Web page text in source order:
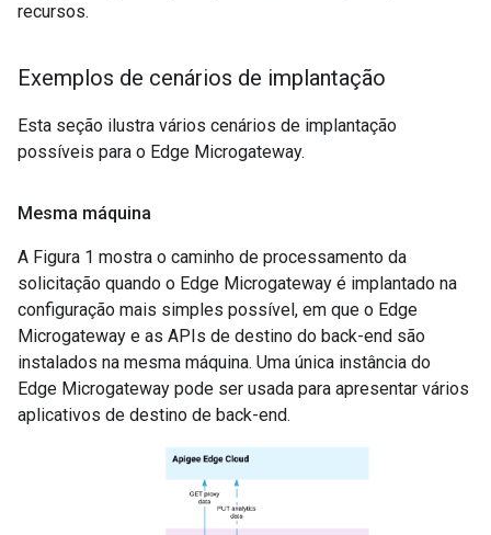
recursos.
Exemplos de cenários de implantação
Esta seção ilustra vários cenários de implantação
possíveis para o Edge Microgateway.
Mesma máquina
A Figura 1 mostra o caminho de processamento da
solicitação quando o Edge Microgateway é implantado na
configuração mais simples possível, em que o Edge
Microgateway e as APIs de destino do back-end são
instalados na mesma máquina. Uma única instância do
Edge Microgateway pode ser usada para apresentar vários
aplicativos de destino de back-end.